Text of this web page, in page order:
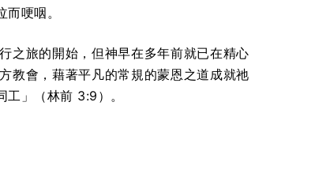
哽咽。
之旅的開始，但神早在多年前就已在精心
教會，藉著平凡的常規的蒙恩之道成就祂
」（林前 3:9）。